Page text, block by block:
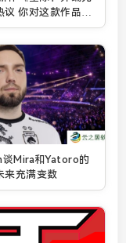
议 你对这款作品感
Mira和Yatoro的
来充满变数